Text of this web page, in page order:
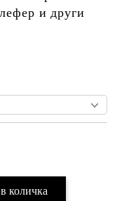
и други